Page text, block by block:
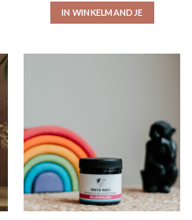
was:
€57.95.
is:
€52.50.
IN WINKELMANDJE